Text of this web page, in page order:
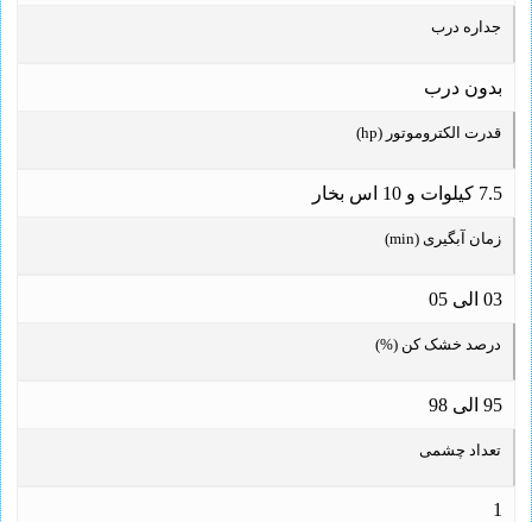
جداره درب
بدون درب
قدرت الکتروموتور (hp)
7.5 کیلوات و 10 اس بخار
زمان آبگیری (min)
03 الی 05
درصد خشک کن (%)
95 الی 98
تعداد چشمی
1